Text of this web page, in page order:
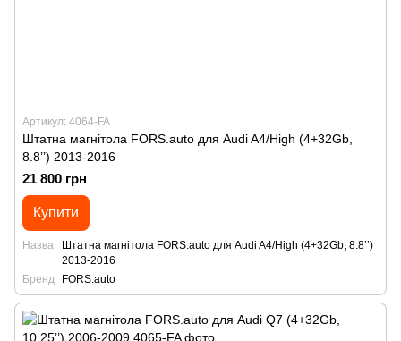
Артикул: 4064-FA
Штатна магнітола FORS.auto для Audi A4/High (4+32Gb,
8.8’’) 2013-2016
21 800 грн
Купити
Назва
Штатна магнітола FORS.auto для Audi A4/High (4+32Gb, 8.8’’)
2013-2016
Бренд
FORS.auto